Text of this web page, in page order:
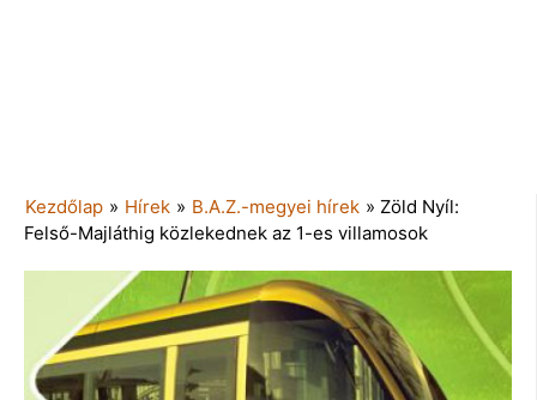
Kezdőlap » Hírek » B.A.Z.-megyei hírek » Zöld Nyíl:
Felső-Majláthig közlekednek az 1-es villamosok